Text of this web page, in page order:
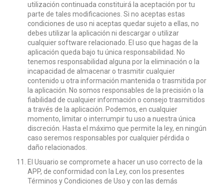
utilización continuada constituirá la aceptación por tu
parte de tales modificaciones. Si no aceptas estas
condiciones de uso ni aceptas quedar sujeto a ellas, no
debes utilizar la aplicación ni descargar o utilizar
cualquier software relacionado. El uso que hagas de la
aplicación queda bajo tu única responsabilidad. No
tenemos responsabilidad alguna por la eliminación o la
incapacidad de almacenar o trasmitir cualquier
contenido u otra información mantenida o trasmitida por
la aplicación. No somos responsables de la precisión o la
fiabilidad de cualquier información o consejo trasmitidos
a través de la aplicación. Podemos, en cualquier
momento, limitar o interrumpir tu uso a nuestra única
discreción. Hasta el máximo que permite la ley, en ningún
caso seremos responsables por cualquier pérdida o
daño relacionados.
El Usuario se compromete a hacer un uso correcto de la
APP, de conformidad con la Ley, con los presentes
Términos y Condiciones de Uso y con las demás